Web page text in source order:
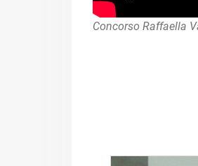
Concorso Raffaella